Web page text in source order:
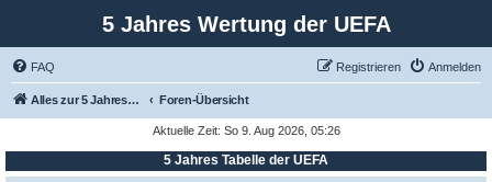
5 Jahres Wertung der UEFA
FAQ Anmelden
Registrieren
Alles zur 5 Jahreswertung / Tabelle der UEFA mit vielen Statistiken. Foren-Übersicht
Aktuelle Zeit: So 9. Aug 2026, 05:26
5 Jahres Tabelle der UEFA